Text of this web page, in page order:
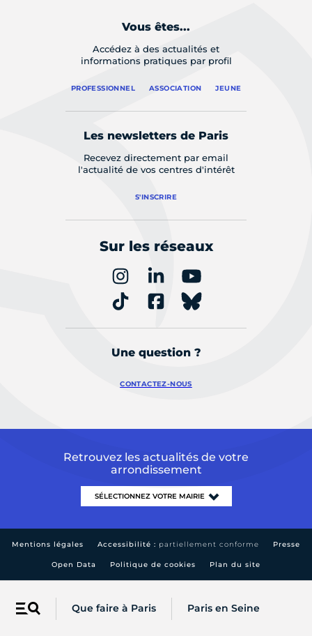
Menu Que faire à Paris Paris en Seine
Vous êtes...
Accédez à des actualités et
informations pratiques par profil
PROFESSIONNEL ASSOCIATION JEUNE
Les newsletters de Paris
Recevez directement par email
l'actualité de vos centres d'intérêt
S'INSCRIRE
Sur les réseaux
Une question ?
CONTACTEZ-NOUS
Retrouvez les actualités de votre
arrondissement
Mentions légales Accessibilité : partiellement conforme Presse
Open Data Politique de cookies Plan du site